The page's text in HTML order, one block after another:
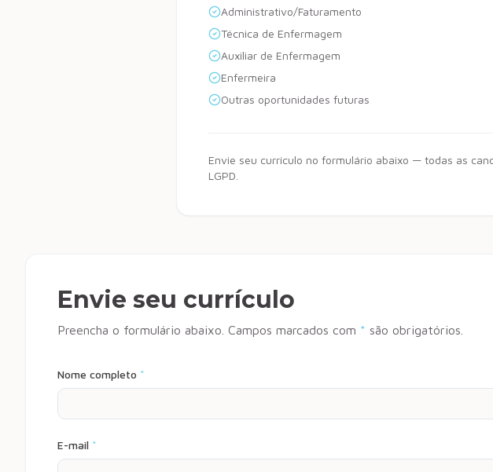
Administrativo/Faturamento
Técnica de Enfermagem
Auxiliar de Enfermagem
Enfermeira
Outras oportunidades futuras
Envie seu currículo no formulário abaixo — todas as
LGPD.
Envie seu currículo
Preencha o formulário abaixo. Campos marcados com * são obrigatórios.
Nome completo *
E-mail *